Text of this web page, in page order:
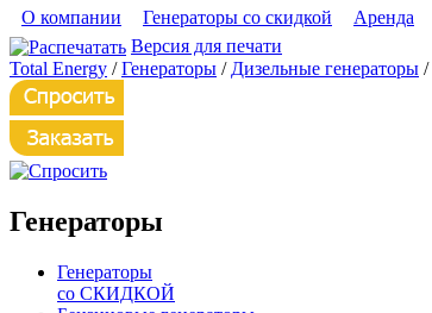
О компании
Генераторы со скидкой Аренда
Версия для печати
Total Energy /Генераторы / Дизельные генераторы /
Генераторы
Генераторы
со СКИДКОЙ